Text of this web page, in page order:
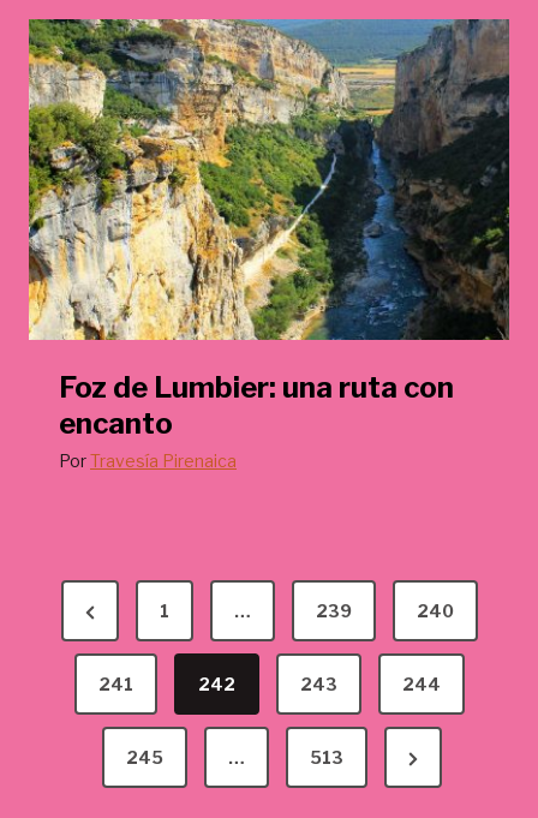
Foz de Lumbier: una ruta con
encanto
PorTravesía Pirenaica
P
r
v
1 … 239 240
241 242 243 244
245 … 513
N
e